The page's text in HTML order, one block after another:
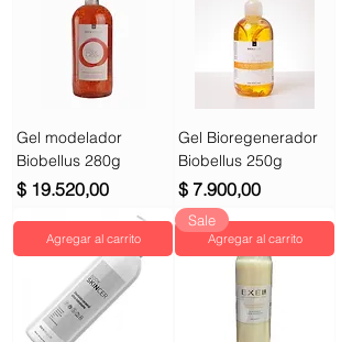
Gel modelador
Biobellus 280g
Precio
$ 19.520,00
Gel Bioregenerador
Biobellus 250g
Precio
$ 7.900,00
Agregar al carrito Agregar al carrito
Sale